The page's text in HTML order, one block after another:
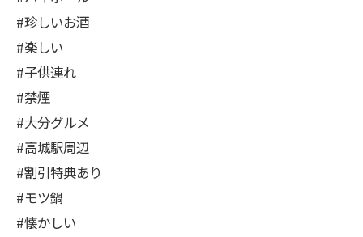
#珍しいお酒
#楽しい
#子供連れ
#禁煙
#大分グルメ
#高城駅周辺
#割引特典あり
#モツ鍋
#懐かしい